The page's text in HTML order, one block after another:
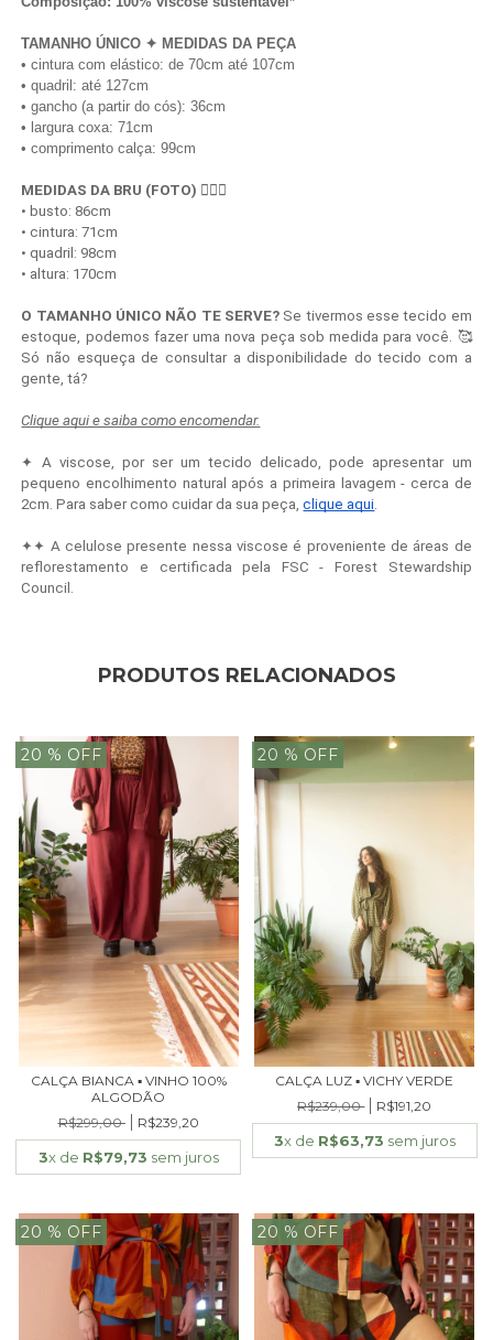
TAMANHO ÚNICO ✦ MEDIDAS DA PEÇA
• cintura com elástico: de 70cm até 107cm
• quadril: até 127cm
• gancho (a partir do cós): 36cm
• largura coxa: 71cm
• comprimento calça: 99cm
MEDIDAS DA BRU (FOTO) 💁🏻‍♀️
• busto: 86cm
• cintura: 71cm
• quadril: 98cm
• altura: 170cm
O TAMANHO ÚNICO NÃO TE SERVE? Se tivermos esse tecido em
estoque, podemos fazer uma nova peça sob medida para você. 🥰
Só não esqueça de consultar a disponibilidade do tecido com a
gente, tá?
Clique aqui e saiba como encomendar.
✦ A viscose, por ser um tecido delicado, pode apresentar um
pequeno encolhimento natural após a primeira lavagem - cerca de
2cm. Para saber como cuidar da sua peça,clique aqui
✦✦ A celulose presente nessa viscose é proveniente de áreas de
reflorestamento e certificada pela FSC - Forest Stewardship
Council.
PRODUTOS RELACIONADOS
20 % OFF
CALÇA BIANCA ▪ VINHO 100%
ALGODÃO
R$299,00
R$239,20
3x de R$79,73 sem juros
20 % OFF
CALÇA LUZ ▪ VICHY VERDE
R$239,00
R$191,20
3x de R$63,73 sem juros
20 % OFF 20 % OFF